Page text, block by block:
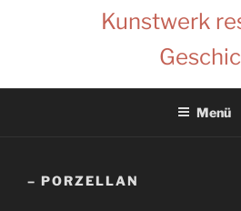
Kunstwerk
Menü
– PORZELLAN